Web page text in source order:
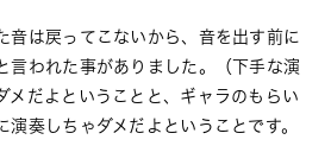
音は戻ってこないから、音を出す前に
言われた事がありました。（下手な演
メだよということと、ギャラのもらい
演奏しちゃダメだよということです。